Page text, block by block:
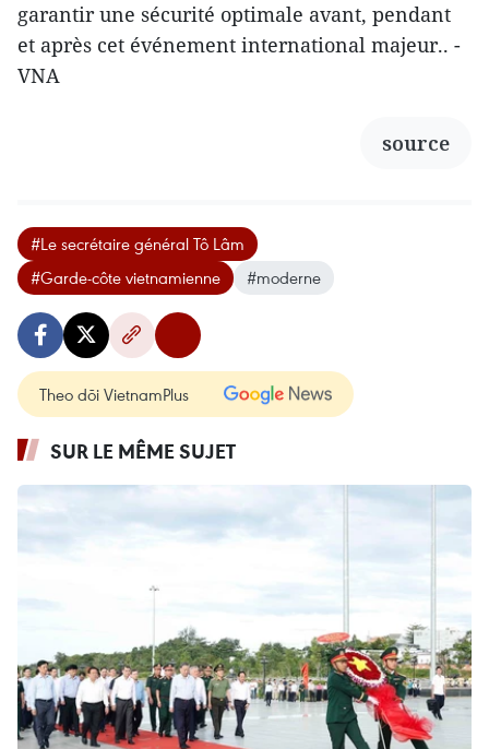
garantir une sécurité optimale avant, pendant
et après cet événement international majeur.. -
VNA
source
#Le secrétaire général Tô Lâm
#Garde-côte vietnamienne
#moderne
Theo dõi VietnamPlus
SUR LE MÊME SUJET